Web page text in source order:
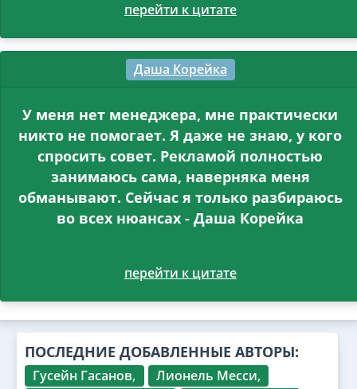
перейти к цитате
Даша Корейка
У меня нет менеджера, мне практически
никто не помогает. Я даже не знаю, у кого
спросить совет. Рекламой полностью
занимаюсь сама, наверняка меня
обманывают. Сейчас я только разбираюсь
во всех нюансах - Даша Корейка
перейти к цитате
ПОСЛЕДНИЕ ДОБАВЛЕННЫЕ АВТОРЫ:
Гусейн Гасанов,
Лионель Месси,